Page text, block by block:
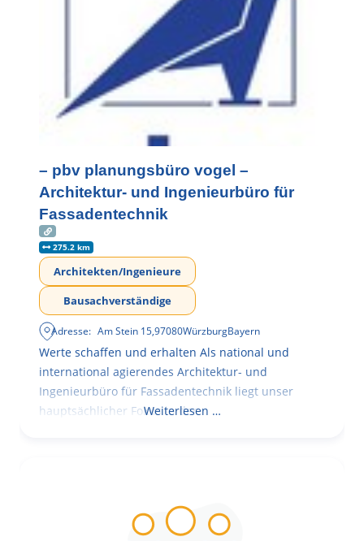
– pbv planungsbüro vogel –
Architektur- und Ingenieurbüro für
Fassadentechnik
275.2 km
Architekten/Ingenieure
Bausachverständige
Adresse: Am Stein 15,97080WürzburgBayern
Werte schaffen und erhalten Als national und
international agierendes Architektur- und
Ingenieurbüro für Fassadentechnik liegt unser
hauptsächlicher Fokus in der
Weiterlesen …